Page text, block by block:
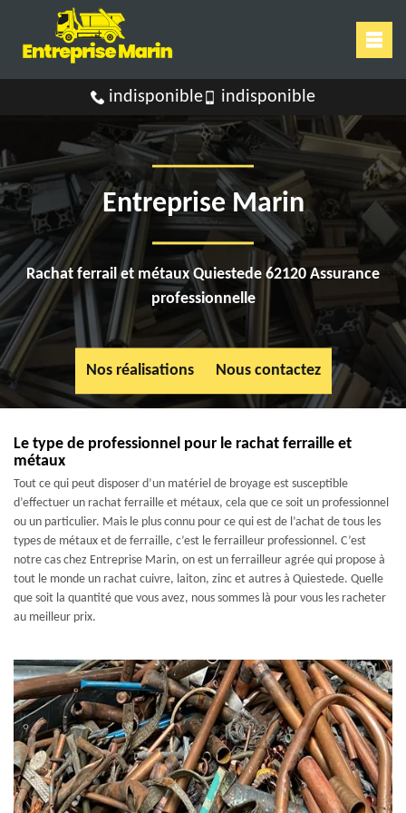
indisponible indisponible
Entreprise Marin
Rachat ferrail et métaux Quiestede 62120 Assurance
professionnelle
Nos réalisations Nous contactez
Le type de professionnel pour le rachat ferraille et
métaux
Tout ce qui peut disposer d’un matériel de broyage est susceptible
d’effectuer un rachat ferraille et métaux, cela que ce soit un professionnel
ou un particulier. Mais le plus connu pour ce qui est de l’achat de tous les
types de métaux et de ferraille, c’est le ferrailleur professionnel. C’est
notre cas chez Entreprise Marin, on est un ferrailleur agrée qui propose à
tout le monde un rachat cuivre, laiton, zinc et autres à Quiestede. Quelle
que soit la quantité que vous avez, nous sommes là pour vous les racheter
au meilleur prix.